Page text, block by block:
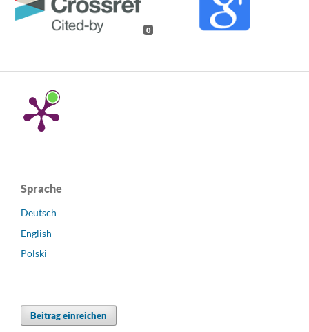
0
Sprache
Deutsch
English
Polski
Beitrag einreichen